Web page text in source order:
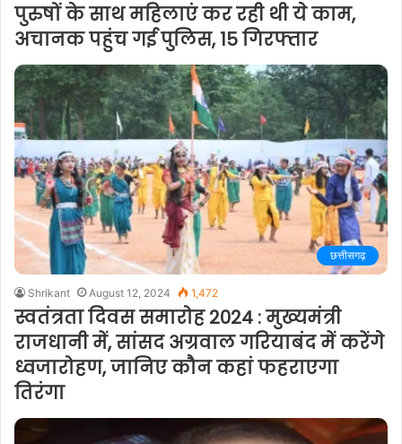
पुरुषों के साथ महिलाएं कर रही थी ये काम,
अचानक पहुंच गई पुलिस, 15 गिरफ्तार
छत्तीसगढ़
Shrikant August 12, 2024 1,472
स्वतंत्रता दिवस समारोह 2024 : मुख्यमंत्री
राजधानी में, सांसद अग्रवाल गरियाबंद में करेंगे
ध्वजारोहण, जानिए कौन कहां फहराएगा
तिरंगा